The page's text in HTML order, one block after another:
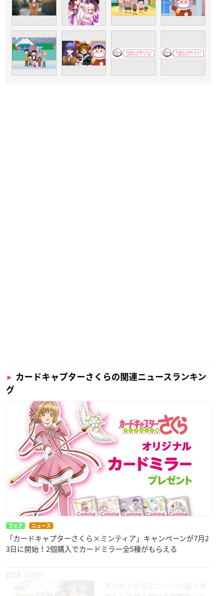
カードキャプターさくらの関連ニュースランキン
グ
フェア ニュース
「カードキャプターさくら×ミンティア」キャンペーンが7月2
3日に開始！2個購入でカードミラー全5種がもらえる